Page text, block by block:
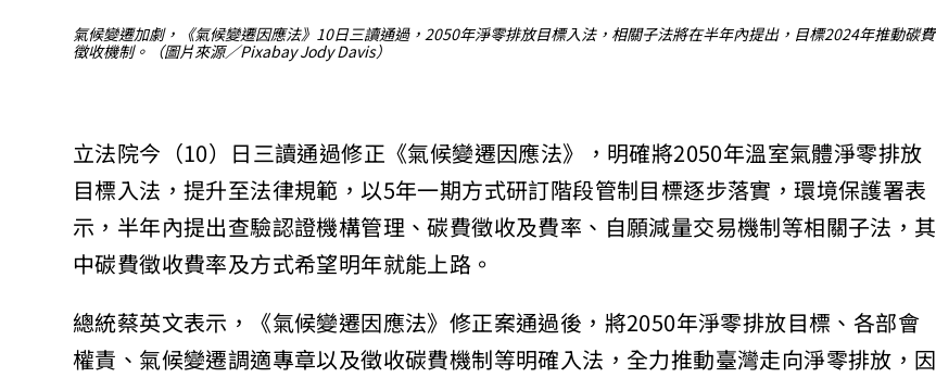
氣候變遷加劇，《氣候變遷因應法》10日三讀通過，2050年淨零排放目標入法，相關子法將在半年內提出，目標2024年推動碳費
徵收機制。（圖片來源／Pixabay Jody Davis）
立法院今（10）日三讀通過修正《氣候變遷因應法》，明確將2050年溫室氣體淨零排放
目標入法，提升至法律規範，以5年一期方式研訂階段管制目標逐步落實，環境保護署表
示，半年內提出查驗認證機構管理、碳費徵收及費率、自願減量交易機制等相關子法，其
中碳費徵收費率及方式希望明年就能上路。
總統蔡英文表示，《氣候變遷因應法》修正案通過後，將2050年淨零排放目標、各部會
權責、氣候變遷調適專章以及徵收碳費機制等明確入法，全力推動臺灣走向淨零排放，因